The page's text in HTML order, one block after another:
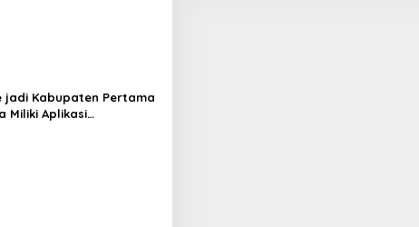
jadi Kabupaten Pertama
Miliki Aplikasi